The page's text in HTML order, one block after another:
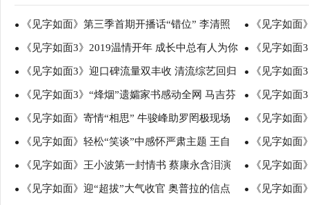
● 《见字如面》第三季首期开播话“错位” 李清照
改嫁遭家暴史航感慨心疼
● 《见字如
深度解读信短
● 《见字如面3》2019温情开年 成长中总有人为你
守望
● 《见字如
去世 黄志忠
● 《见字如面3》迎口碑流量双丰收 清流综艺回归
再做破局者
● 《见字如
次落泪
● 《见字如面3》“烽烟”遗孀家书感动全网 马吉芬
还原真实甲午海战
● 《见字如面
屏送温暖
● 《见字如面》寄情“相思” 牛骏峰助罗罔极现场
征友
● 《见字如
旬老人讲述最
● 《见字如面》轻松“笑谈”中感怀严肃主题 王自
健“喝大”演绎海明威“吹牛信”
● 《见字如
上演时空对话
● 《见字如面》王小波第一封情书 蔡康永含泪演
绎飞虎队员诀别信
● 《见字如
克尔杰克逊
● 《见字如面》迎“超拔”大气收官 奥普拉的信点 ● 《见字如